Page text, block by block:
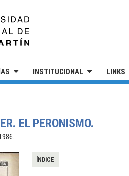
INSTITUCIONAL LINKS
EL PERONISMO.
ÍNDICE